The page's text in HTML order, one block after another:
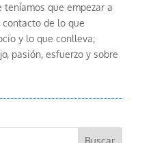
que empezar a
de lo que
y lo que conlleva;
pasión, esfuerzo y sobre